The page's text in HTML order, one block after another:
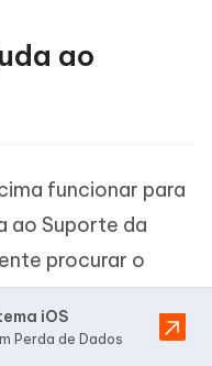
ao
funcionar para
ao Suporte da
procurar o
da Apple
ou país e ligar
iOS
Perda de Dados